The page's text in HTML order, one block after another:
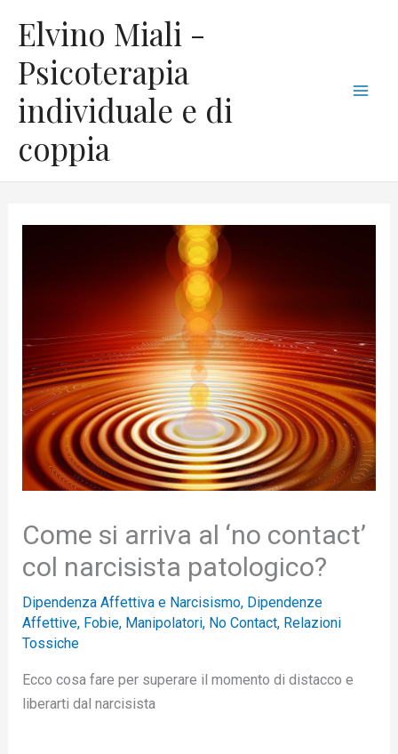
contenuto
Elvino Miali -
Psicoterapia
individuale e di
coppia
Come si arriva al ‘no contact’
col narcisista patologico?
Dipendenza Affettiva e Narcisismo, Dipendenze
Affettive, Fobie, Manipolatori, No Contact, Relazioni
Tossiche
Ecco cosa fare per superare il momento di distacco e
liberarti dal narcisista
a
t
e
g
o
r